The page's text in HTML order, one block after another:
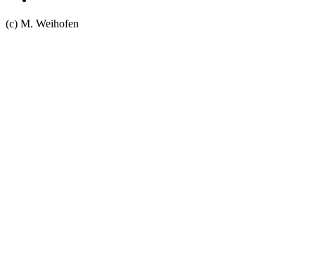
(c) M. Weihofen